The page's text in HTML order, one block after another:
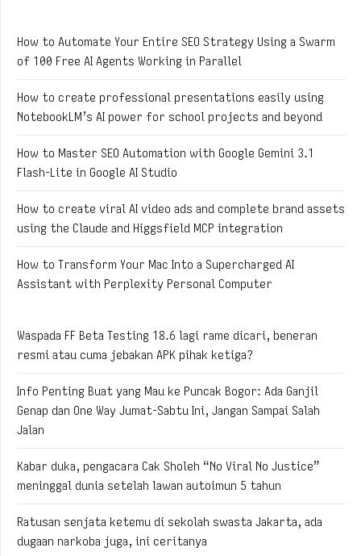
How to Automate Your Entire SEO Strategy Using a Swarm
of 100 Free AI Agents Working in Parallel
How to create professional presentations easily using
NotebookLM’s AI power for school projects and beyond
How to Master SEO Automation with Google Gemini 3.1
Flash-Lite in Google AI Studio
How to create viral AI video ads and complete brand assets
using the Claude and Higgsfield MCP integration
How to Transform Your Mac Into a Supercharged AI
Assistant with Perplexity Personal Computer
Waspada FF Beta Testing 18.6 lagi rame dicari, beneran
resmi atau cuma jebakan APK pihak ketiga?
Info Penting Buat yang Mau ke Puncak Bogor: Ada Ganjil
Genap dan One Way Jumat-Sabtu Ini, Jangan Sampai Salah
Jalan
Kabar duka, pengacara Cak Sholeh “No Viral No Justice”
meninggal dunia setelah lawan autoimun 5 tahun
Ratusan senjata ketemu di sekolah swasta Jakarta, ada
dugaan narkoba juga, ini ceritanya